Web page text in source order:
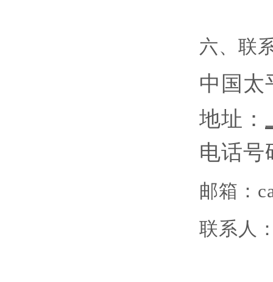
六、联
中国太
地址：
电话号
邮箱：
联系人